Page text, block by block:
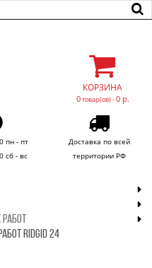
пн - пт
сб - вс
Доставка по всей
территории РФ
КОРЗИНА
0товар(ов) -0 р.
RIDGID 24